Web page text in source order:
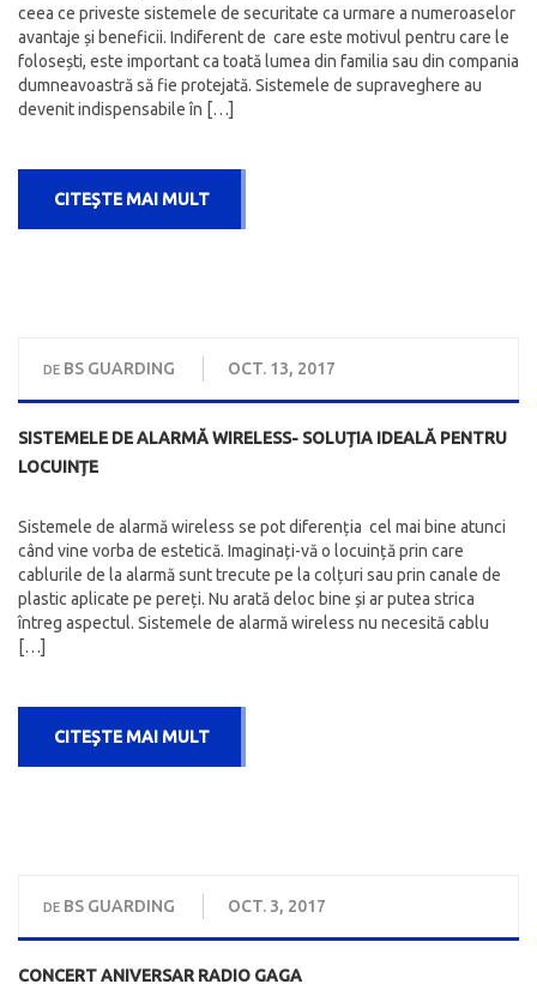
ceea ce priveste sistemele de securitate ca urmare a numeroaselor
avantaje și beneficii. Indiferent de care este motivul pentru care le
folosești, este important ca toată lumea din familia sau din compania
dumneavoastră să fie protejată. Sistemele de supraveghere au
devenit indispensabile în […]
CITEȘTE MAI MULT
DE BS GUARDING OCT. 13, 2017
SISTEMELE DE ALARMĂ WIRELESS- SOLUȚIA IDEALĂ PENTRU
LOCUINȚE
Sistemele de alarmă wireless se pot diferenția cel mai bine atunci
când vine vorba de estetică. Imaginați-vă o locuință prin care
cablurile de la alarmă sunt trecute pe la colțuri sau prin canale de
plastic aplicate pe pereți. Nu arată deloc bine și ar putea strica
întreg aspectul. Sistemele de alarmă wireless nu necesită cablu
[…]
CITEȘTE MAI MULT
DE BS GUARDING OCT. 3, 2017
CONCERT ANIVERSAR RADIO GAGA